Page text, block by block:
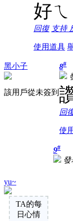
好ㄟ
回復 支持
使用道具
黑小子
該用戶從未簽到
8#
回
使
yu~
TA的每
日心情
9#
發